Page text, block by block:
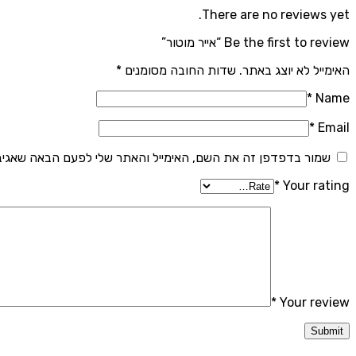
There are no reviews yet.
Be the first to review “אייר מוטור”
האימייל לא יוצג באתר. שדות החובה מסומנים *
Name
*
Email
*
שמור בדפדפן זה את השם, האימייל והאתר שלי לפעם הבאה
Your rating
*
Your review
*